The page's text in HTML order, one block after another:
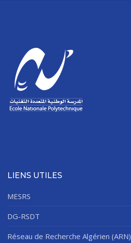
LIENS UTILES
MESRS
DG-RSDT
Réseau de Recherche Algérien (ARN)